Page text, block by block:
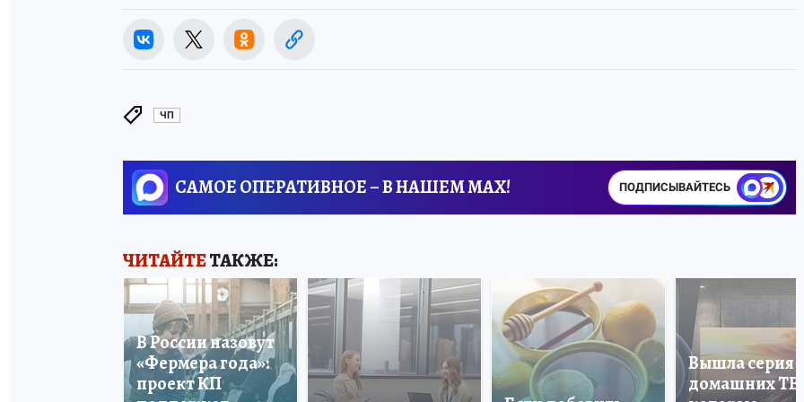
ЧП
САМОЕ ОПЕРАТИВНОЕ – В НАШЕМ MAX! ПОДПИСЫВАЙТЕСЬ
ЧИТАЙТЕТАКЖЕ:
В России назовут
«Фермера года»:
проект КП
Вышла серия
домашних ТВ,